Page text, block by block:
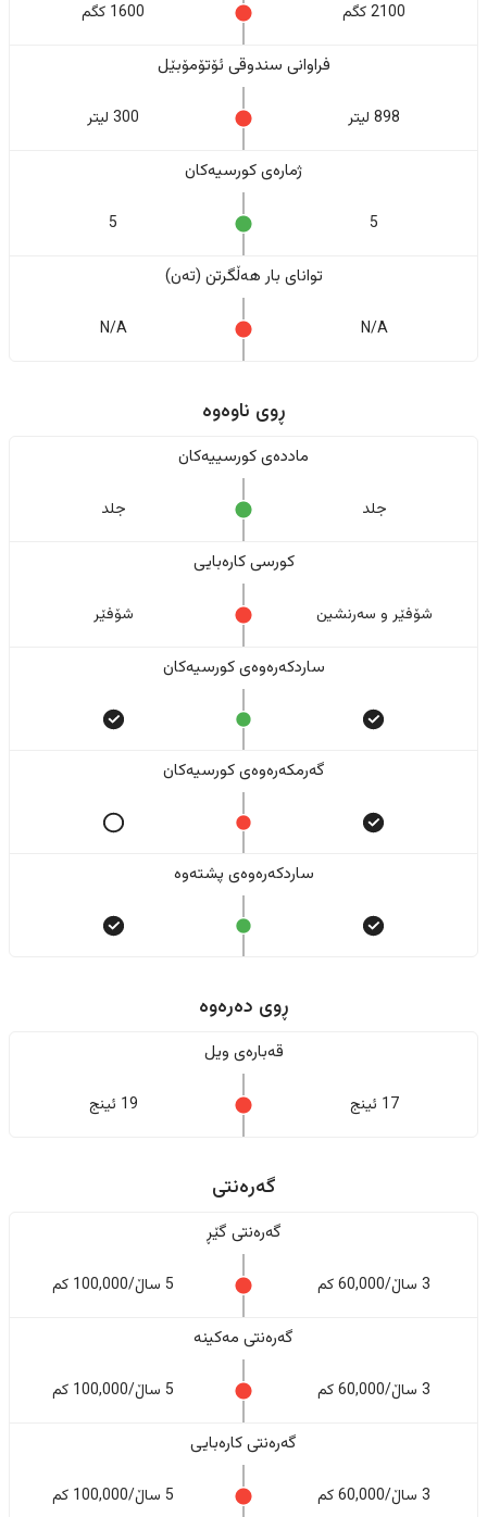
2100 کگم 1600 کگم
فراوانی سندوقی ئۆتۆمۆبێل
898 لیتر 300 لیتر
ژمارەی کورسیەکان
5
5
تواناى بار هەڵگرتن (تەن)
N/A
N/A
ڕوی ناوەوە
ماددەی کورسییەکان
جلد جلد
کورسی کارەبایی
شۆفێر و سەرنشین شۆفێر
ساردکەرەوەی کورسیەکان
گەرمکەرەوەی کورسیەکان
ساردکەرەوەی پشتەوە
ڕوی دەرەوە
قەبارەی ویل
17 ئینج 19 ئینج
گەرەنتی
گەرەنتی گێڕ
3 ساڵ/60,000 کم 5 ساڵ/100,000 کم
گەرەنتی مەکینە
3 ساڵ/60,000 کم 5 ساڵ/100,000 کم
گەرەنتی کارەبایی
3 ساڵ/60,000 کم 5 ساڵ/100,000 کم